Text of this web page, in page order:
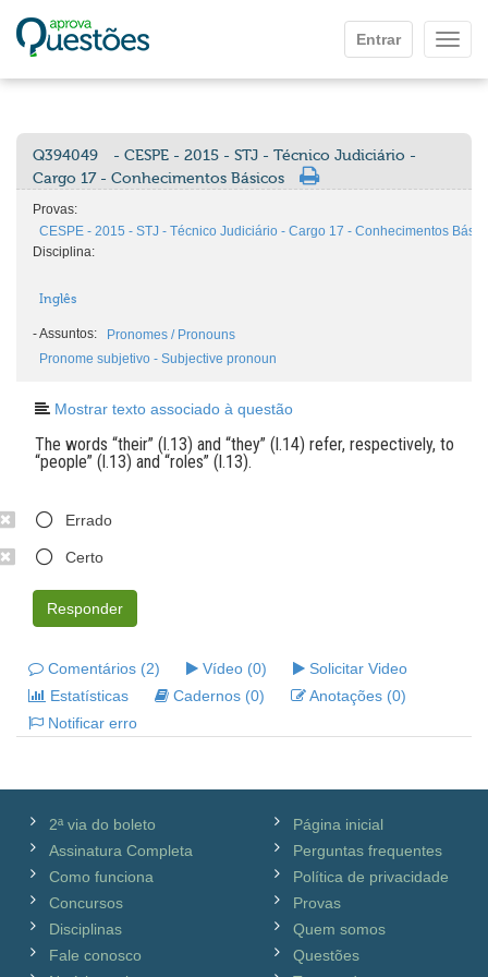
Entrar
Q394049
- CESPE - 2015 - STJ - Técnico Judiciário -
Cargo 17 - Conhecimentos Básicos
Provas:
CESPE - 2015 - STJ - Técnico Judiciário - Cargo 17 - Conhecimentos
Disciplina:
Inglês
-Assuntos:
Pronomes / Pronouns
Pronome subjetivo - Subjective pronoun
Mostrar texto associado à questão
The words “their” (l.13) and “they” (l.14) refer, respectively, to
“people” (l.13) and “roles” (l.13).
Errado
Certo
Responder
Comentários (2) Vídeo (0)
Solicitar Video
Estatísticas
Cadernos (0)
Anotações (0)
Notificar erro
2ª via do boleto
Assinatura Completa
Como funciona
Concursos
Disciplinas
Fale conosco
Página inicial
Perguntas frequentes
Política de privacidade
Provas
Quem somos
Questões